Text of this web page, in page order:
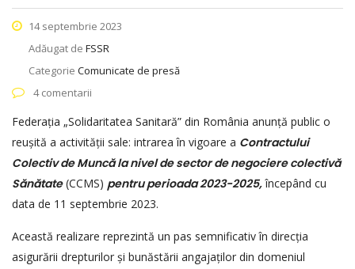
14 septembrie 2023
Adăugat de FSSR
Categorie Comunicate de presă
4 comentarii
Federația „Solidaritatea Sanitară” din România anunță public o
reușită a activității sale: intrarea în vigoare a Contractului
Colectiv de Muncăla nivel de sector de negociere colectivă
Sănătate(CCMS) pentru perioada 2023-2025,începând cu
data de 11 septembrie 2023.
Această realizare reprezintă un pas semnificativ în direcția
asigurării drepturilor și bunăstării angajaților din domeniul